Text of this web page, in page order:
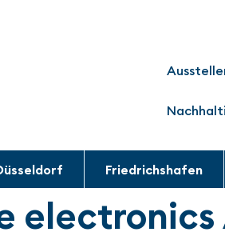
Friedrichshafen
electronics